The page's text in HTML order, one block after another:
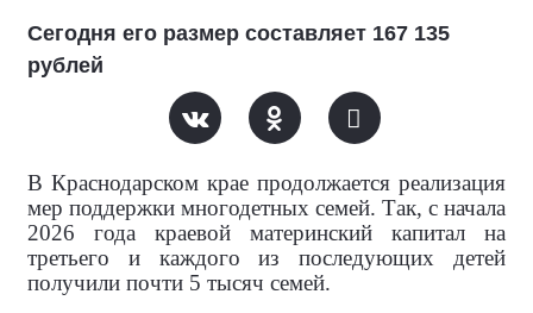
Сегодня его размер составляет 167 135
рублей
В Краснодарском крае продолжается реализация
мер поддержки многодетных семей. Так, с начала
2026 года краевой материнский капитал на
третьего и каждого из последующих детей
получили почти 5 тысяч семей.